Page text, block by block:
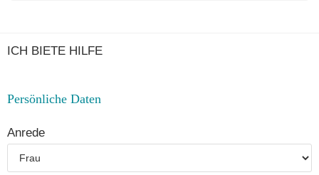
ICH BIETE HILFE
Per­sön­li­che Daten
Anre­de